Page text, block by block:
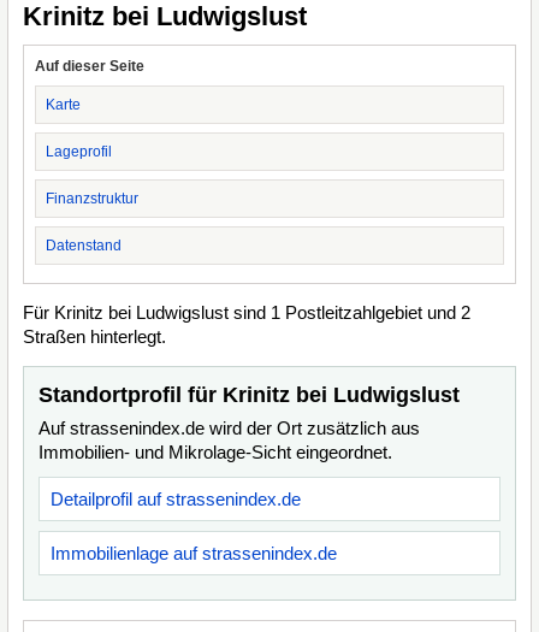
Krinitz bei Ludwigslust
Auf dieser Seite
Karte
Lageprofil
Finanzstruktur
Datenstand
Für Krinitz bei Ludwigslust sind 1 Postleitzahlgebiet und 2
Straßen hinterlegt.
Standortprofil für Krinitz bei Ludwigslust
Auf strassenindex.de wird der Ort zusätzlich aus
Immobilien- und Mikrolage-Sicht eingeordnet.
Detailprofil auf strassenindex.de
Immobilienlage auf strassenindex.de